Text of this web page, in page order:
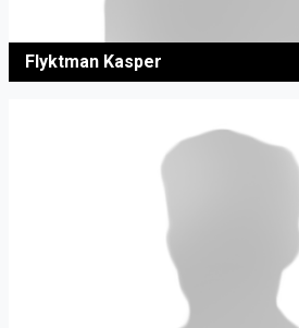
Flyktman Kasper